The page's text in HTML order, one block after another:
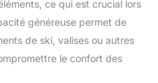
ce qui est crucial lors
généreuse permet de
de ski, valises ou autres
le confort des